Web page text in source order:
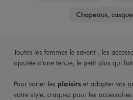
Chapeaux,
Toutes les femmes le savent : les
ajoutée d'une tenue, le petit plus qui
Pour varier les plaisirset adapter vos
votre style, craquez pour les